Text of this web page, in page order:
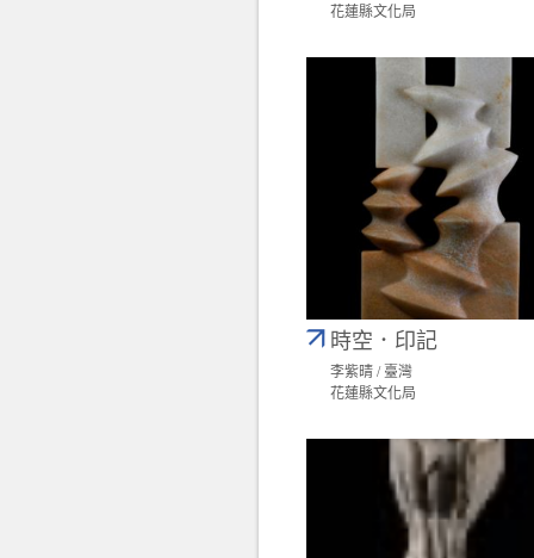
花蓮縣文化局
時空．印記
李紫晴 / 臺灣
花蓮縣文化局